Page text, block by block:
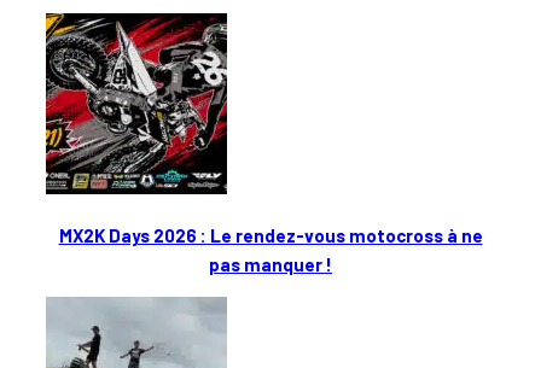
MX2K Days 2026 : Le rendez-vous motocross à ne
pas manquer !